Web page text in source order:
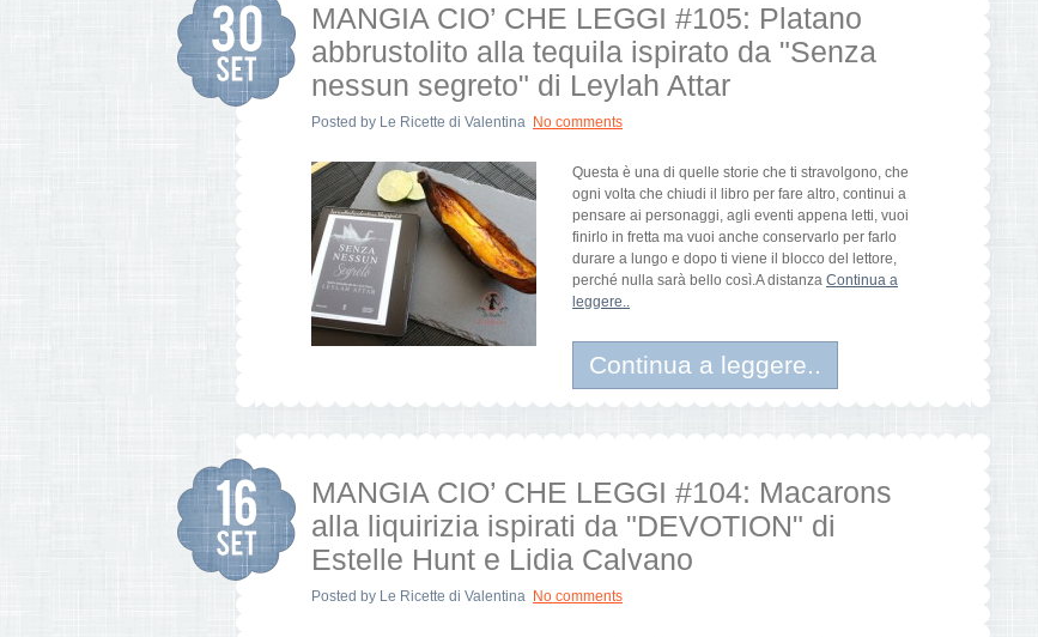
MANGIA CIO’ CHE LEGGI #105: Platano
abbrustolito alla tequila ispirato da "Senza
nessun segreto" di Leylah Attar
Posted by Le Ricette di Valentina No comments
Questa è una di quelle storie che ti stravolgono, che
ogni volta che chiudi il libro per fare altro, continui a
pensare ai personaggi, agli eventi appena letti, vuoi
finirlo in fretta ma vuoi anche conservarlo per farlo
durare a lungo e dopo ti viene il blocco del lettore,
perché nulla sarà bello così.A distanza Continua a
leggere..
Continua a leggere..
MANGIA CIO’ CHE LEGGI #104: Macarons
alla liquirizia ispirati da "DEVOTION" di
Estelle Hunt e Lidia Calvano
Posted by Le Ricette di Valentina No comments